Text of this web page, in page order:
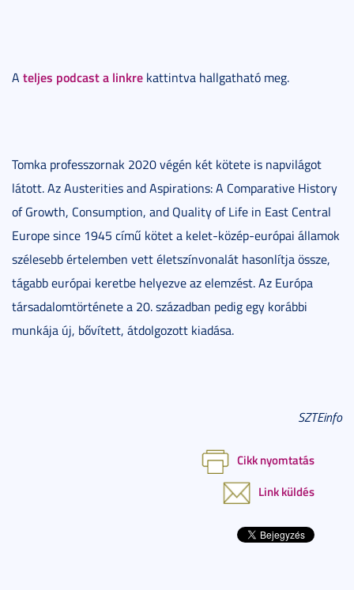
A teljes podcast a linkre kattintva hallgatható meg.
Tomka professzornak 2020 végén két kötete is napvilágot
látott. Az Austerities and Aspirations: A Comparative History
of Growth, Consumption, and Quality of Life in East Central
Europe since 1945 című kötet a kelet-közép-európai államok
szélesebb értelemben vett életszínvonalát hasonlítja össze,
tágabb európai keretbe helyezve az elemzést. Az Európa
társadalomtörténete a 20. században pedig egy korábbi
munkája új, bővített, átdolgozott kiadása.
SZTEinfo
Cikk nyomtatás
Link küldés